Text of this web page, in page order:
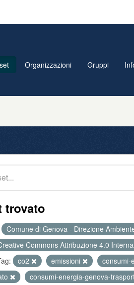
Organizzazioni Gruppi
trovato
Comune di Genova - Direzione
Commons Attribuzione 4.0
co2 emissioni consumi-
consumi-energia-genova-